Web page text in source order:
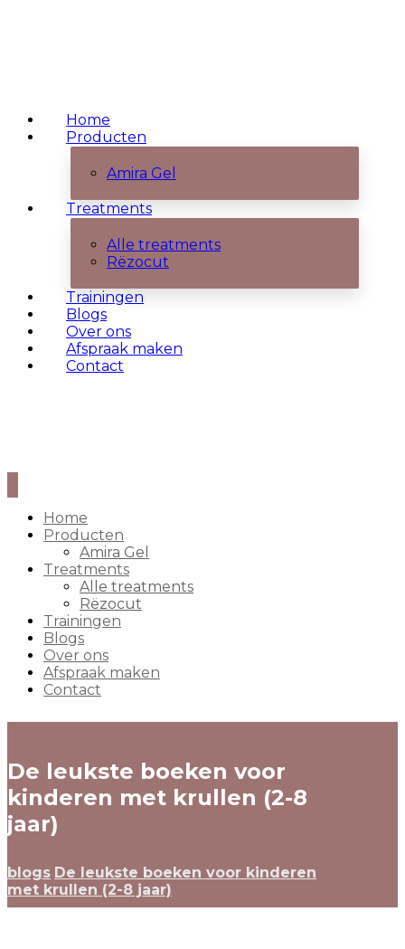
Home
Producten
Amira Gel
Treatments
Alle treatments
Rëzocut
Trainingen
Blogs
Over ons
Afspraak maken
Contact
Home
Producten
Amira Gel
Treatments
Alle treatments
Rëzocut
Trainingen
Blogs
Over ons
Afspraak maken
Contact
De leukste boeken voor
kinderen met krullen (2-8
jaar)
blogs De leukste boeken voor kinderen
met krullen (2-8 jaar)